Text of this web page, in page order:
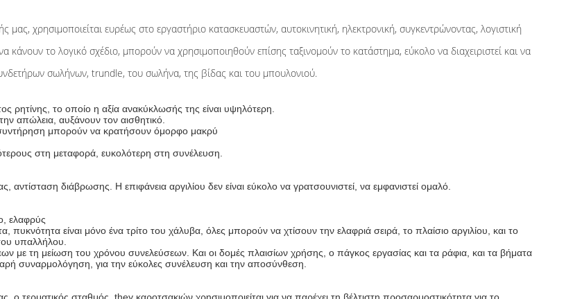
χρησιμοποιείται ευρέως στο εργαστήριο κατασκευαστών, αυτοκινητική, ηλεκτρονική, συγκεντρώνοντας, λογιστική
το λογικό σχέδιο, μπορούν να χρησιμοποιηθούν επίσης ταξινομούν το κατάστημα, εύκολο να διαχειριστεί και να
σωλήνων, trundle, του σωλήνα, της βίδας και του μπουλονιού.
το οποίο η αξία ανακύκλωσής της είναι υψηλότερη.
απώλεια, αυξάνουν τον αισθητικό.
συντήρηση μπορούν να κρατήσουν όμορφο μακρύ
στη μεταφορά, ευκολότερη στη συνέλευση.
αντίσταση διάβρωσης. Η επιφάνεια αργιλίου δεν είναι εύκολο να γρατσουνιστεί, να εμφανιστεί ομαλό.
ελαφρύς
πυκνότητα είναι μόνο ένα τρίτο του χάλυβα, όλες μπορούν να χτίσουν την ελαφριά σειρά, το πλαίσιο αργιλίου, και το
υπαλλήλου.
με τη μείωση του χρόνου συνελεύσεων. Και οι δομές πλαισίων χρήσης, ο πάγκος εργασίας και τα ράφια, και τα βήματα
συναρμολόγηση, για την εύκολες συνέλευση και την αποσύνθεση.